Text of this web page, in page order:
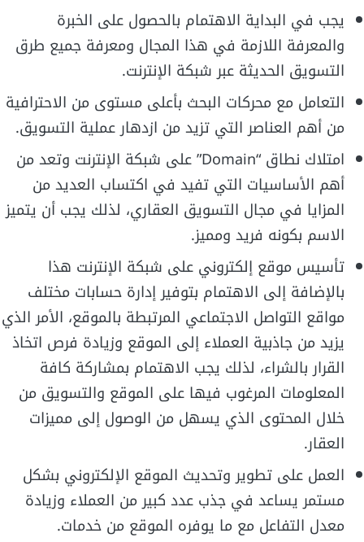
يجب في البداية الاهتمام بالحصول على الخبرة
والمعرفة اللازمة في هذا المجال ومعرفة جميع طرق
التسويق الحديثة عبر شبكة الإنترنت.
التعامل مع محركات البحث بأعلى مستوى من الاحترافية
من أهم العناصر التي تزيد من ازدهار عملية التسويق.
امتلاك نطاق “Domain” على شبكة الإنترنت وتعد من
أهم الأساسيات التي تفيد في اكتساب العديد من
المزايا في مجال التسويق العقاري، لذلك يجب أن يتميز
الاسم بكونه فريد ومميز.
تأسيس موقع إلكتروني على شبكة الإنترنت هذا
بالإضافة إلى الاهتمام بتوفير إدارة حسابات مختلف
مواقع التواصل الاجتماعي المرتبطة بالموقع، الأمر الذي
يزيد من جاذبية العملاء إلى الموقع وزيادة فرص اتخاذ
القرار بالشراء، لذلك يجب الاهتمام بمشاركة كافة
المعلومات المرغوب فيها على الموقع والتسويق من
خلال المحتوى الذي يسهل من الوصول إلى مميزات
العقار.
العمل على تطوير وتحديث الموقع الإلكتروني بشكل
مستمر يساعد في جذب عدد كبير من العملاء وزيادة
معدل التفاعل مع ما يوفره الموقع من خدمات.